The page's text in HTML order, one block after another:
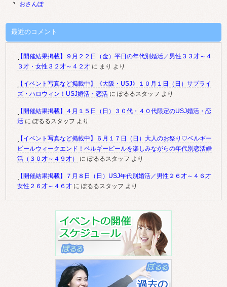
おさんぽ
最近のコメント
【開催結果掲載】９月２２日（金）平日の年代別婚活／男性３３才～４
３才・女性３２才～４２才 に まり より
【イベント写真など掲載中】《大阪・USJ》１０月１日（日）サプライ
ズ・ハロウィン！USJ婚活・恋活 にぽるるスタッフ より
【開催結果掲載】４月１５日（日）３０代・４０代限定のUSJ婚活・恋
活 にぽるるスタッフ より
【イベント写真など掲載中】６月１７日（日）大人のお祭り♡ベルギー
ビールウィークエンド！ベルギービールを楽しみながらの年代別恋活婚
活（３０才～４９才）
にぽるるスタッフ より
【開催結果掲載】７月８日（日）USJ年代別婚活／男性２６才～４６才
女性２６才～４６才 にぽるるスタッフ より